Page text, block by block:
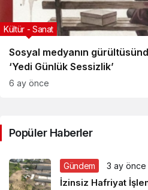
Sosyal medyanın
‘Yedi Günlük Sessizlik’
Kültür - Sanat
6 ay önce
Popüler Haberler
Gündem 3 ay önce
İzinsiz Hafriyat